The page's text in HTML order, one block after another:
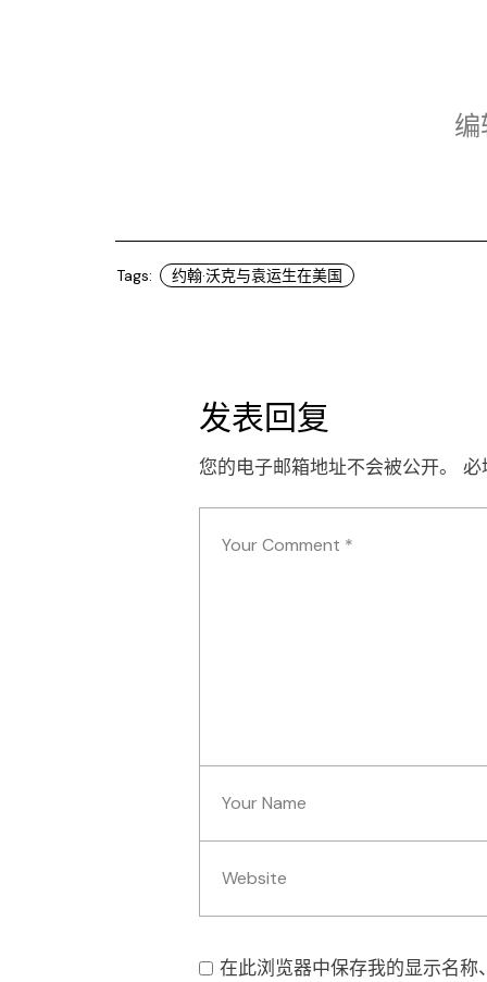
Tags: 约翰·沃克与袁运生在美国
发表回复
您的电子邮箱地址不会被公开。 必
在此浏览器中保存我的显示名